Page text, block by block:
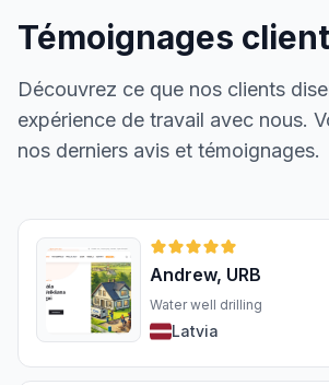
Témoignages
Découvrez ce que nos clients
expérience de travail avec nous.
nos derniers avis et témoignages.
Andrew, URB
Water well drilling
Latvia